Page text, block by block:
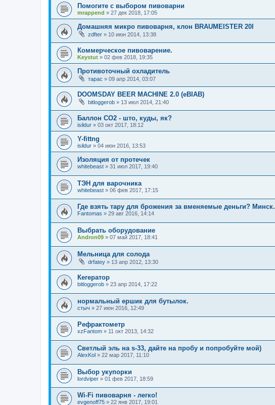
Помогите с выбором пивоварни
mrappend » 27 дек 2018, 17:05
Домашняя микро пивоварня, клон BRAUMEISTER 20l
zdfter » 10 июн 2014, 13:38
Коммерческое пивоварение.
Keystut » 02 фев 2018, 19:35
Противоточный охладитель
тарас » 09 апр 2014, 03:07
DOOMSDAY BEER MACHINE 2.0 (eBIAB)
bitloggerob » 13 июл 2014, 21:40
Баллон СО2 - што, куды, як?
isildur » 03 окт 2017, 18:12
Y-fittng
isildur » 04 июн 2016, 13:53
Изоляция от протечек
whitebeast » 31 июл 2017, 19:40
ТЭН для варочника
whitebeast » 06 фев 2017, 17:15
Где взять тару для брожения за вменяемые деньги? Минск.
Fantomas » 29 авг 2016, 14:14
Выбрать оборудование
Andron09 » 07 май 2017, 18:41
Мельница для солода
drfatey » 13 апр 2012, 13:30
Кегератор
bitloggerob » 23 апр 2014, 17:22
нормальный ершик для бутылок.
стыч » 27 июн 2016, 12:49
Рефрактометр
xzFantom » 11 окт 2013, 14:32
Светлый эль на s-33, дайте на пробу и попробуйте мой)
AlexKol » 22 мар 2017, 11:10
Выбор укупорки
lordviper » 01 фев 2017, 18:59
Wi-Fi пивоварня - легко!
evgenoff75 » 22 янв 2017, 19:01